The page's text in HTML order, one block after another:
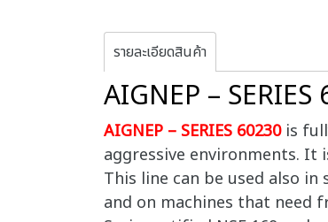
รายละเอียดสินค้า
AIGNEP –
AIGNEP – SERIES 60230is
aggressive environments.
This line can be used also
and on machines that need